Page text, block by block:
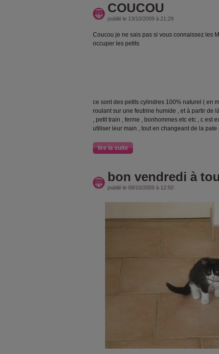
COUCOU
publié le 13/10/2009 à 21:29
Coucou je ne sais pas si vous connaissez les
occuper les petits
ce sont des petits cylindres 100% naturel ( en
roulant sur une feutrine humide , et à partir de
, petit train , ferme , bonhommes etc etc , c est
utiliser leur main , tout en changeant de la pate
lire la suite
bon vendredi à
publié le 09/10/2009 à 12:50